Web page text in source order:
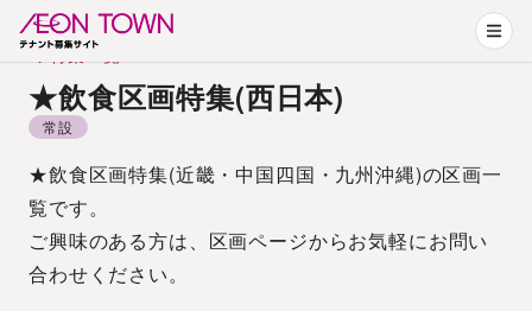
特集一覧
★飲食区画特集(西日本)
常設
★飲食区画特集(近畿・中国四国・九州沖縄)の区画一
覧です。
ご興味のある方は、区画ページからお気軽にお問い
合わせください。